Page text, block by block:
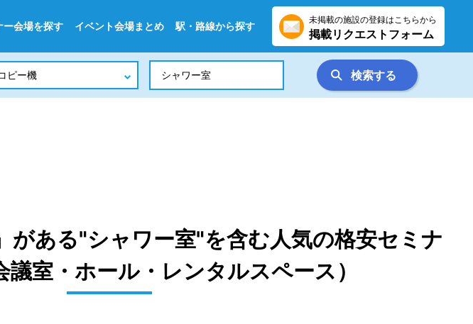
ー会場を探す イベント会場まとめ 駅・路線から探す
未掲載の施設の登録はこちらから
掲載リクエストフォーム
検索する
がある"シャワー室"を含む人気の格安セミナ
議室・ホール・レンタルスペース）